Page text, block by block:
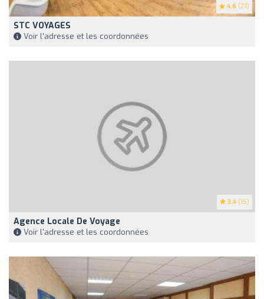
4.6 (27)
STC VOYAGES
Voir l'adresse et les coordonnées
3.4 (15)
Agence Locale De Voyage
Voir l'adresse et les coordonnées